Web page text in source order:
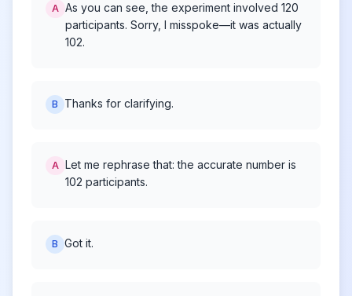
A As you can see, the experiment involved 120
participants. Sorry, I misspoke—it was actually
102.
B Thanks for clarifying.
A Let me rephrase that: the accurate number is
102 participants.
B Got it.